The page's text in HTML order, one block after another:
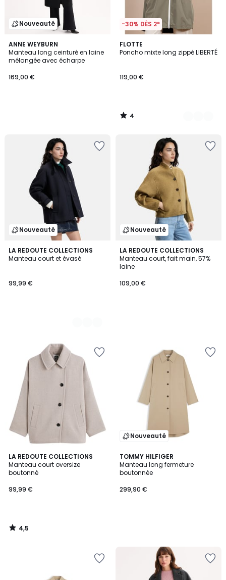
Nouveauté
ANNE WEYBURN
Manteau long ceinturé en laine
mélangée avec écharpe
169,00 €
-30% DÈS 2*
FLOTTE
Poncho mixte long zippé LIBERTÉ
119,00 €
4
/
3
Couleurs
4
/
Nouveauté
LA REDOUTE COLLECTIONS
Manteau court et évasé
99,99 €
2
Couleurs
Nouveauté
LA REDOUTE COLLECTIONS
Manteau court, fait main, 57%
laine
109,00 €
LA REDOUTE COLLECTIONS
Manteau court oversize
boutonné
99,99 €
4,5
/ 5
4,5
/
Nouveauté
TOMMY HILFIGER
Manteau long fermeture
boutonnée
299,90 €